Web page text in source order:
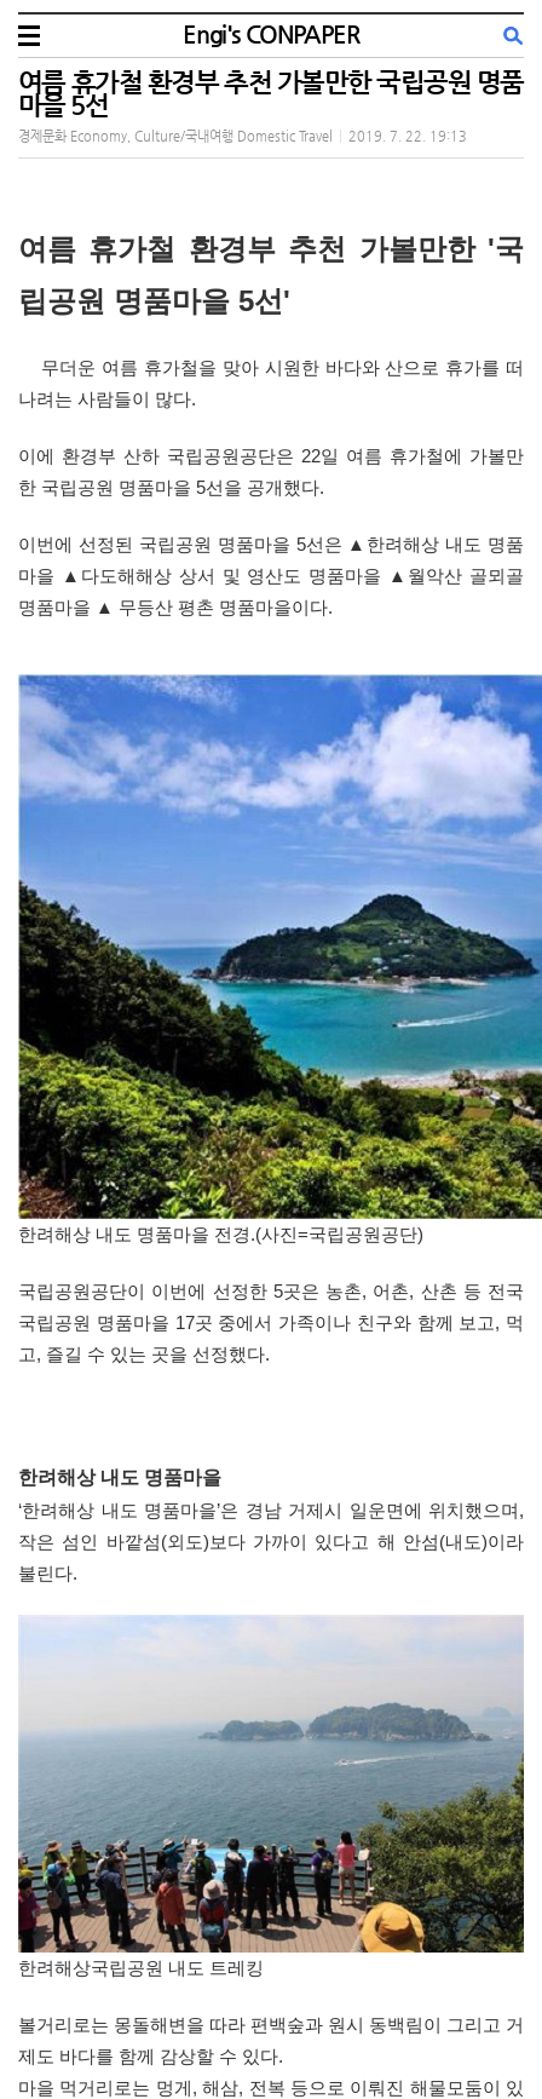
Engi's CONPAPER
여름 휴가철 환경부 추천 가볼만한 국립공원 명품
마을 5선
경제문화 Economy, Culture/국내여행 Domestic Travel 2019. 7. 22. 19:13
여름 휴가철 환경부 추천 가볼만한 '국
립공원 명품마을 5선'
무더운 여름 휴가철을 맞아 시원한 바다와 산으로 휴가를 떠
나려는 사람들이 많다.
이에 환경부 산하 국립공원공단은 22일 여름 휴가철에 가볼만
한 국립공원 명품마을 5선을 공개했다.
이번에 선정된 국립공원 명품마을 5선은 ▲한려해상 내도 명품
마을 ▲다도해해상 상서 및 영산도 명품마을 ▲월악산 골뫼골
명품마을 ▲ 무등산 평촌 명품마을이다.
한려해상 내도 명품마을 전경.(사진=국립공원공단)
국립공원공단이 이번에 선정한 5곳은 농촌, 어촌, 산촌 등 전국
국립공원 명품마을 17곳 중에서 가족이나 친구와 함께 보고, 먹
고, 즐길 수 있는 곳을 선정했다.
한려해상 내도 명품마을
‘한려해상 내도 명품마을’은 경남 거제시 일운면에 위치했으며,
작은 섬인 바깥섬(외도)보다 가까이 있다고 해 안섬(내도)이라
불린다.
한려해상국립공원 내도 트레킹
볼거리로는 몽돌해변을 따라 편백숲과 원시 동백림이 그리고 거
제도 바다를 함께 감상할 수 있다.
마을 먹거리로는 멍게, 해삼, 전복 등으로 이뤄진 해물모둠이 있